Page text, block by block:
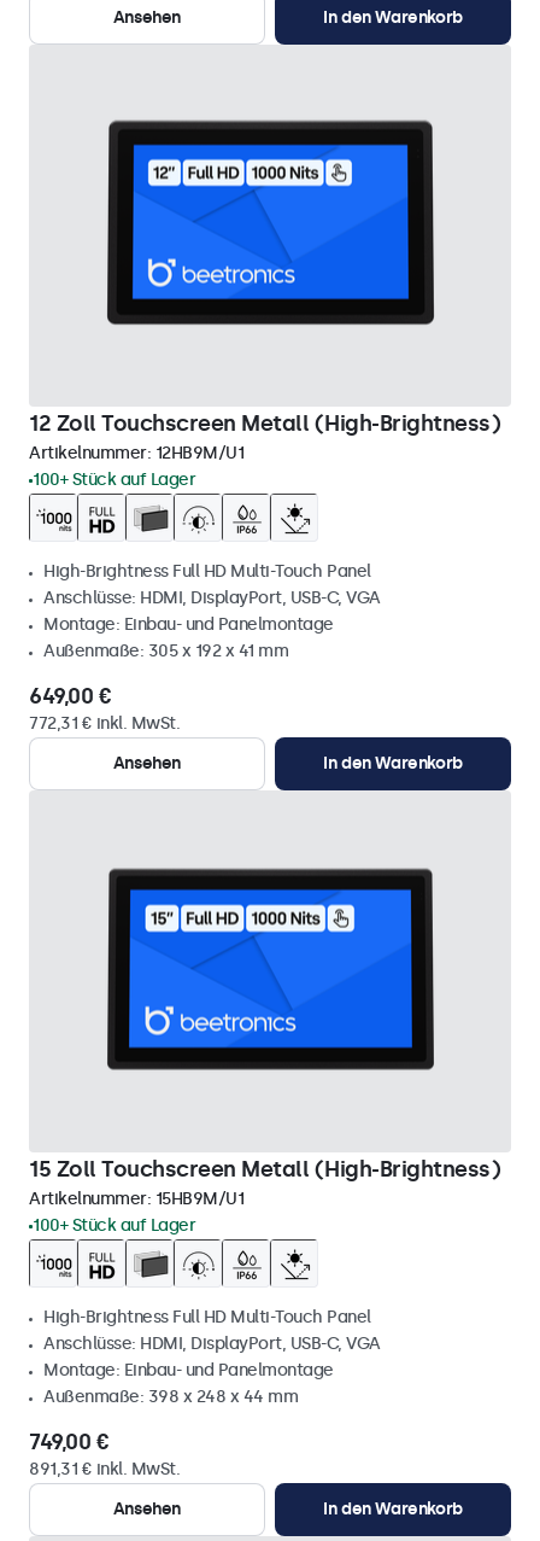
Ansehen
In den Warenkorb
12 Zoll Touchscreen Metall (High-Brightness)
Artikelnummer: 12HB9M/U1
100+ Stück auf Lager
High-Brightness Full HD Multi-Touch Panel
Anschlüsse: HDMI, DisplayPort, USB-C, VGA
Montage: Einbau- und Panelmontage
Außenmaße: 305 x 192 x 41 mm
649,00 €
772,31 € inkl. MwSt.
Ansehen
In den Warenkorb
15 Zoll Touchscreen Metall (High-Brightness)
Artikelnummer: 15HB9M/U1
100+ Stück auf Lager
High-Brightness Full HD Multi-Touch Panel
Anschlüsse: HDMI, DisplayPort, USB-C, VGA
Montage: Einbau- und Panelmontage
Außenmaße: 398 x 248 x 44 mm
749,00 €
891,31 € inkl. MwSt.
Ansehen
In den Warenkorb